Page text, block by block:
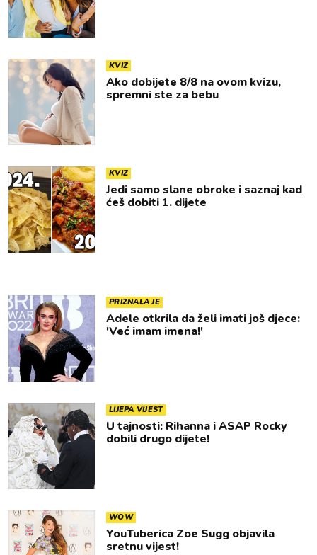
KVIZ
Ako dobijete 8/8 na ovom kvizu,
spremni ste za bebu
KVIZ
Jedi samo slane obroke i saznaj kad
ćeš dobiti 1. dijete
PRIZNALA JE
Adele otkrila da želi imati još djece:
'Već imam imena!'
LIJEPA VIJEST
U tajnosti: Rihanna i ASAP Rocky
dobili drugo dijete!
WOW
YouTuberica Zoe Sugg objavila
sretnu vijest!